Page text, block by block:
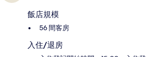
飯店規模
56 間客房
入住/退房